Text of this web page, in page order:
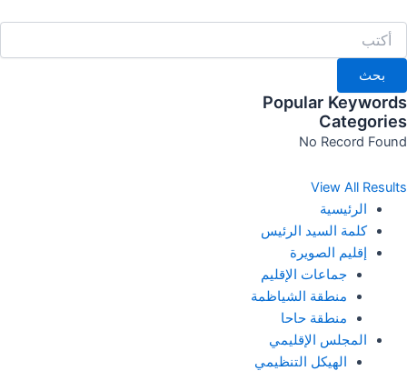
إلى
المحتوى
بحث
Popular Keywords
Categories
No Record Found
View All Results
الرئيسية
كلمة السيد الرئيس
إقليم الصويرة
جماعات الإقليم
منطقة الشياظمة
منطقة حاحا
المجلس الإقليمي
الهيكل التنظيمي